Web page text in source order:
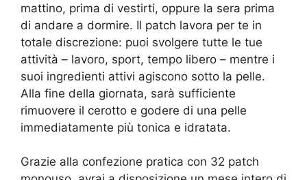
mattino, prima di vestirti, oppure la sera prima
di andare a dormire. Il patch lavora per te in
totale discrezione: puoi svolgere tutte le tue
attività – lavoro, sport, tempo libero – mentre i
suoi ingredienti attivi agiscono sotto la pelle.
Alla fine della giornata, sarà sufficiente
rimuovere il cerotto e godere di una pelle
immediatamente più tonica e idratata.
Grazie alla confezione pratica con 32 patch